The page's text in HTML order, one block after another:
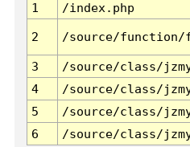
1
/index.php
2 /source/function/
3 /source/class/
4
/source/class/
5
/source/class/
6
/source/class/